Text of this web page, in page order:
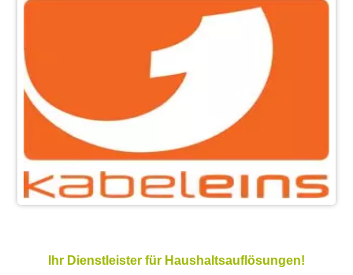
Ihr Dienstleister für Haushaltsauflösungen!